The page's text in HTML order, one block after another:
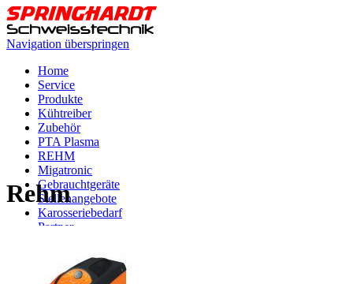
Navigation überspringen
Home
Service
Produkte
Kühtreiber
Zubehör
PTA Plasma
REHM
Migatronic
Gebrauchtgeräte
Stellenangebote
Karosseriebedarf
Partner
Kontakt
Rehm